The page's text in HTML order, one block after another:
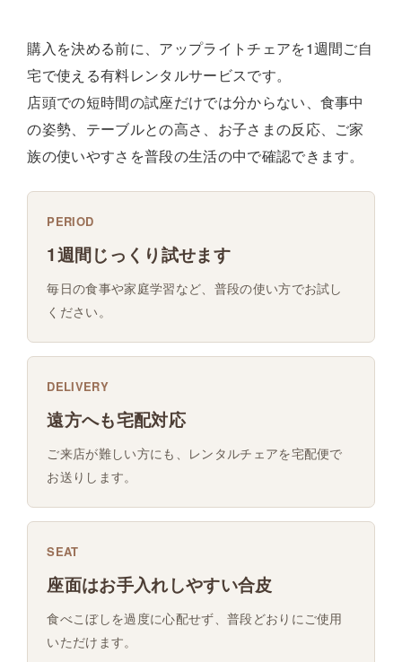
購入を決める前に、アップライトチェアを1週間ご自
宅で使える有料レンタルサービスです。
店頭での短時間の試座だけでは分からない、食事中
の姿勢、テーブルとの高さ、お子さまの反応、ご家
族の使いやすさを普段の生活の中で確認できます。
PERIOD
1週間じっくり試せます
毎日の食事や家庭学習など、普段の使い方でお試し
ください。
DELIVERY
遠方へも宅配対応
ご来店が難しい方にも、レンタルチェアを宅配便で
お送りします。
SEAT
座面はお手入れしやすい合皮
食べこぼしを過度に心配せず、普段どおりにご使用
いただけます。